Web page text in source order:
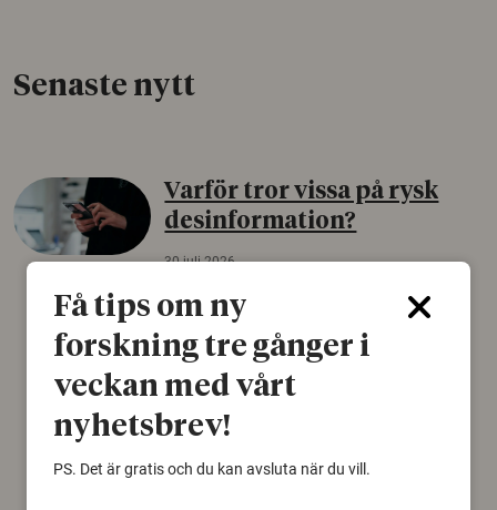
Senaste nytt
Varför tror vissa på rysk
desinformation?
30 juli 2026
Personer som är mer benägna att tro på
konspirationsteorier är ofta mer mottagliga
för rysk desinformation. Det visar en studie
från Försvarshögskolan med deltagare i fyra
europeiska länder.
Säkerhetspolitik
Få tips om ny
forskning tre gånger i
veckan med vårt
nyhetsbrev!
PS. Det är gratis och du kan avsluta när du vill.